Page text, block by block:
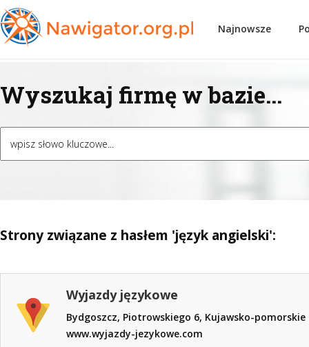
Najnowsze
Wyszukaj firmę w bazie...
Strony związane z hasłem 'język angielski':
Wyjazdy językowe
Bydgoszcz, Piotrowskiego 6, Kujawsko-pomorskie
www.wyjazdy-jezykowe.com